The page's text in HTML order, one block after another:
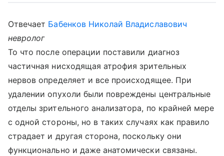
Отвечает Бабенков Николай Владиславович
невролог
То что после операции поставили диагноз
частичная нисходящая атрофия зрительных
нервов определяет и все происходящее. При
удалении опухоли были повреждены центральные
отделы зрительного анализатора, по крайней мере
с одной стороны, но в таких случаях как правило
страдает и другая сторона, поскольку они
функционально и даже анатомически связаны.